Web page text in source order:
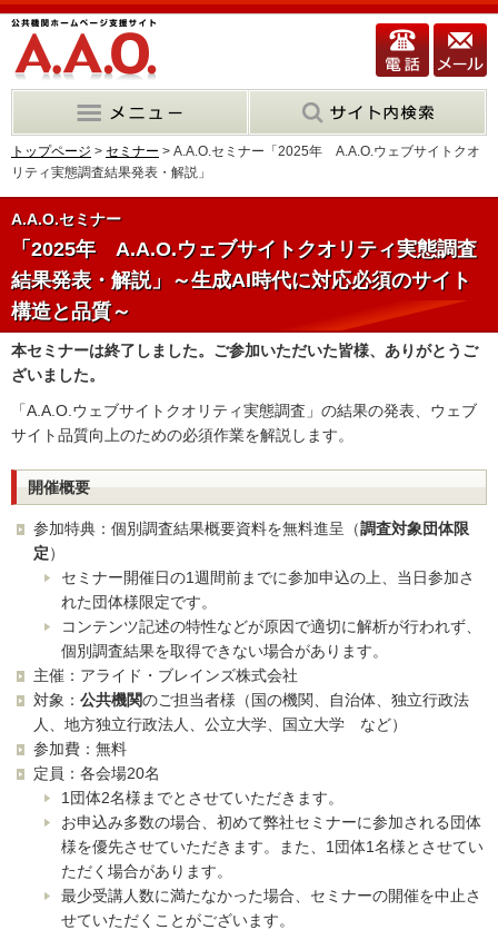
トップページ > セミナー > A.A.O.セミナー「2025年 A.A.O.ウェブサイトクオ
リティ実態調査結果発表・解説」
A.A.O.セミナー
「2025年 A.A.O.ウェブサイトクオリティ実態調査
結果発表・解説」～生成AI時代に対応必須のサイト
構造と品質～
本セミナーは終了しました。ご参加いただいた皆様、ありがとうご
ざいました。
「A.A.O.ウェブサイトクオリティ実態調査」の結果の発表、ウェブ
サイト品質向上のための必須作業を解説します。
開催概要
参加特典：個別調査結果概要資料を無料進呈（調査対象団体限
定）
セミナー開催日の1週間前までに参加申込の上、当日参加さ
れた団体様限定です。
コンテンツ記述の特性などが原因で適切に解析が行われず、
個別調査結果を取得できない場合があります。
主催：アライド・ブレインズ株式会社
対象： 公共機関のご担当者様（国の機関、自治体、独立行政法
人、地方独立行政法人、公立大学、国立大学 など）
参加費：無料
定員：各会場20名
1団体2名様までとさせていただきます。
お申込み多数の場合、初めて弊社セミナーに参加される団体
様を優先させていただきます。また、1団体1名様とさせてい
ただく場合があります。
最少受講人数に満たなかった場合、セミナーの開催を中止さ
せていただくことがございます。